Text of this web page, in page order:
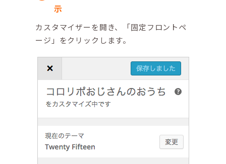
示
カスタマイザーを開き、「固定フロントペ
ージ」をクリックします。